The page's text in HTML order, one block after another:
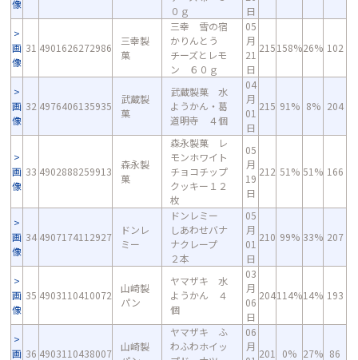
像
０ｇ
日
画
像
31 4901626272986
三幸製
菓
三幸 雪の宿
かりんとう
チーズとレモ
ン ６０ｇ
05
月
21
日
215158%26% 102
画
像
32 4976406135935
武蔵製
菓
武蔵製菓 水
ようかん・葛
道明寺 ４個
04
月
01
日
215 91% 8% 204
画
像
33 4902888259913
森永製
菓
森永製菓 レ
モンホワイト
チョコチップ
クッキー１２
枚
05
月
19
日
212 51% 51% 166
画
像
34 4907174112927
ドンレ
ミー
ドンレミー
しあわせバナ
ナクレープ
２本
05
月
01
日
210 99% 33% 207
画
像
35 4903110410072
山崎製
パン
ヤマザキ 水
ようかん ４
個
03
月
06
日
204114%14% 193
画 36 4903110438007
山崎製
ヤマザキ ふ
わふわホイッ
06
月
201 0% 27% 86